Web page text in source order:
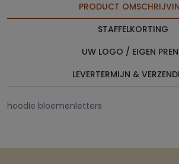
PRODUCT
STAFFELKORTING
UW LOGO / EIGEN
LEVERTERMIJN &
hoodie bloemenletters